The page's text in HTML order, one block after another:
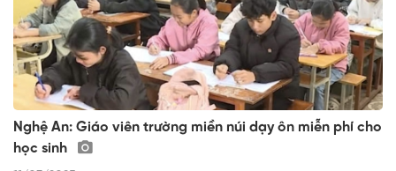
Nghệ An: Giáo viên trường miền núi dạy ôn miễn phí cho
học sinh